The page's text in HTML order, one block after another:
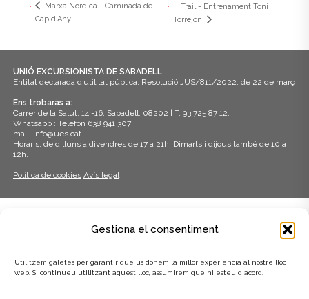
Gestiona el consentiment
Utilitzem galetes per garantir que us donem la millor experiència al nostre lloc
web. Si continueu utilitzant aquest lloc, assumirem que hi esteu d'acord.
Marxa Nòrdica.- Caminada de
Cap d’Any
Trail.- Entrenament Toni
Torrejón
UNIÓ EXCURSIONISTA DE SABADELL
Entitat declarada d’utilitat pública. Resolució JUS/811/2022, de 22 de març
Ens trobaràs a:
Carrer de la Salut, 14 -16, Sabadell, 08202 | T: 93 725 87 12.
Whatsapp : Telèfon 638 941 307
mail: info@ues.cat
Horaris: de dilluns a divendres de 17 a 21h. Dimarts i dijous també de 10 a
12h.
Política de cookies Avís legal